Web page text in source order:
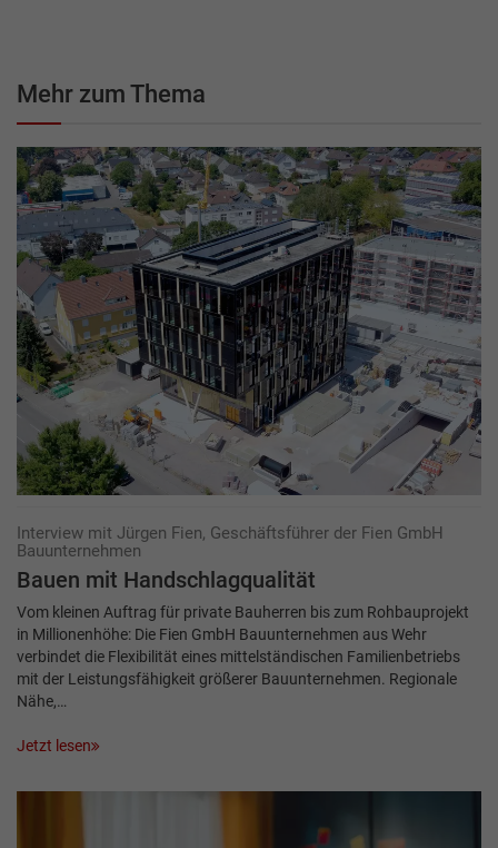
Mehr zum Thema
Interview mit Jürgen Fien, Geschäftsführer der Fien GmbH
Bauunternehmen
Bauen mit Handschlagqualität
Vom kleinen Auftrag für private Bauherren bis zum Rohbauprojekt
in Millionenhöhe: Die Fien GmbH Bauunternehmen aus Wehr
verbindet die Flexibilität eines mittelständischen Familienbetriebs
mit der Leistungsfähigkeit größerer Bauunternehmen. Regionale
Nähe,…
Jetzt lesen